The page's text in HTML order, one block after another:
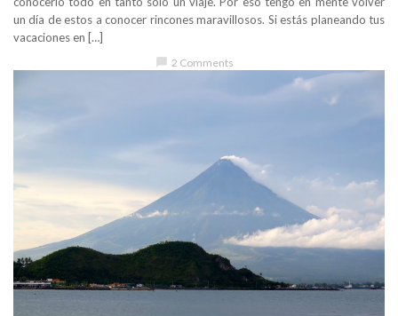
un día de estos a conocer rincones maravillosos. Si estás planeando tus
vacaciones en […]
2 Comments